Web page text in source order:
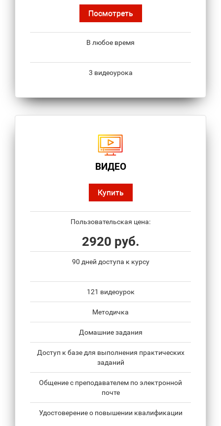
Посмотреть
В любое время
3 видеоурока
ВИДЕО
Купить
Пользовательская цена:
2920 руб.
90 дней доступа к курсу
121 видеоурок
Методичка
Домашние задания
Доступ к базе для выполнения практических
заданий
Общение с преподавателем по электронной
почте
Удостоверение о повышении квалификации